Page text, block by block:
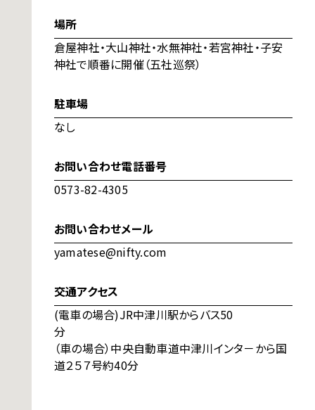
場所
倉屋神社・大山神社・水無神社・若宮神社・子安
神社で順番に開催（五社巡祭）
駐車場
なし
お問い合わせ電話番号
0573-82-4305
お問い合わせメール
yamatese@nifty.com
交通アクセス
(電車の場合)JR中津川駅からバス50
分
（車の場合）中央自動車道中津川インタ－から国
道２５７号約40分